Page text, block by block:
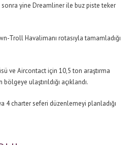
sonra yine Dreamliner ile buz piste teker
Troll Havalimanı rotasıyla tamamladığı
ve Aircontact için 10,5 ton araştırma
ulaştırıldığı açıklandı.
4 charter seferi düzenlemeyi planladığı